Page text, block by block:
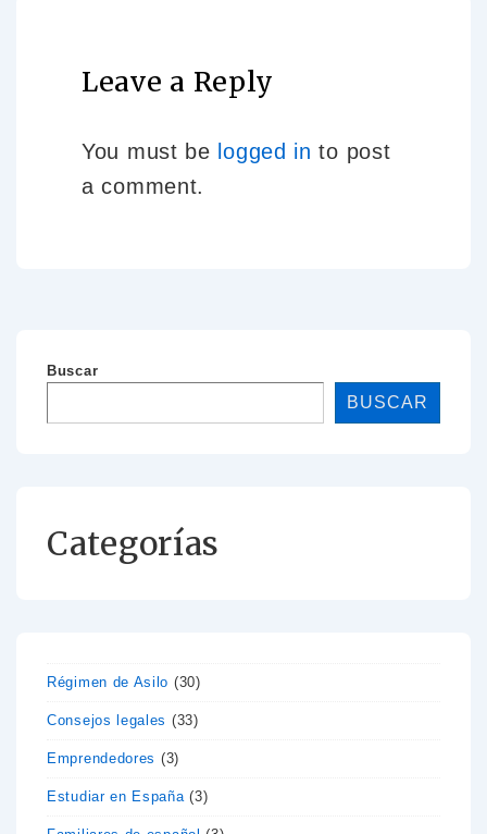
Leave a Reply
You must be logged in to post
a comment.
Buscar
BUSCAR
Categorías
Régimen de Asilo (30)
Consejos legales (33)
Emprendedores (3)
Estudiar en España (3)